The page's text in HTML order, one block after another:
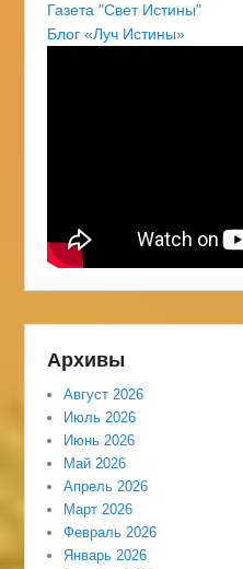
Газета "Свет Истины"
Блог «Луч Истины»
Архивы
Август 2026
Июль 2026
Июнь 2026
Май 2026
Апрель 2026
Март 2026
Февраль 2026
Январь 2026